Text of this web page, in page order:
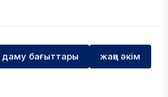
даму бағыттары жаңа әкім